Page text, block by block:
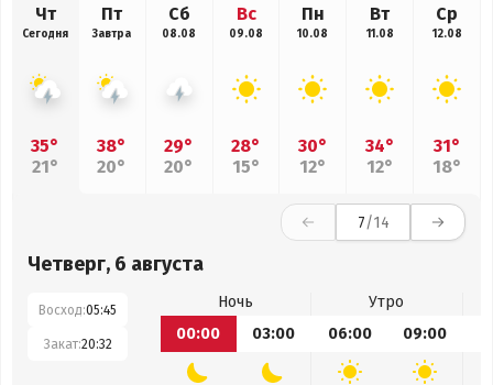
Чт
Сегодня
35°
21°
Пт
Завтра
38°
20°
Сб
08.08
29°
20°
Вс
09.08
28°
15°
Пн
10.08
30°
12°
Вт
11.08
34°
12°
Ср
12.08
31°
18°
7/14
Четверг, 6 августа
Восход:05:45
Закат:20:32
Ночь
Утро
00:00
03:00 06:00 09:00